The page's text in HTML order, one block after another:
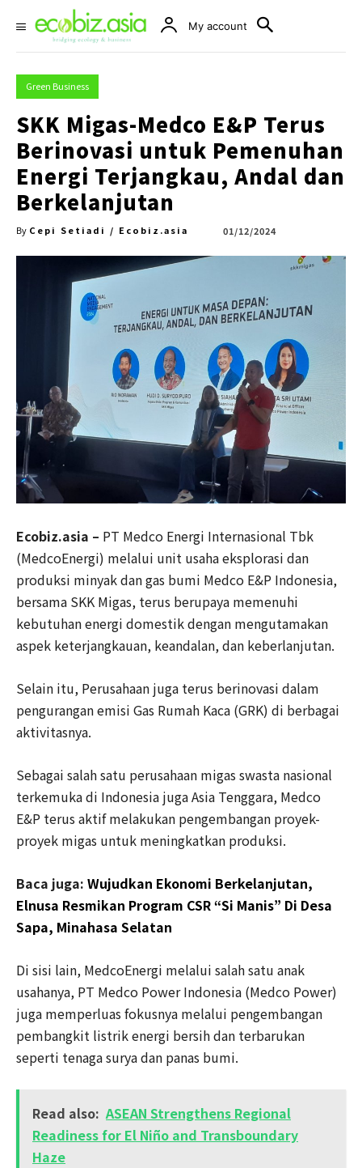
My account
Green Business
SKK Migas-Medco E&P Terus
Berinovasi untuk Pemenuhan
Energi Terjangkau, Andal dan
Berkelanjutan
By Cepi Setiadi / Ecobiz.asia 01/12/2024
Ecobiz.asia – PT Medco Energi Internasional Tbk
(MedcoEnergi) melalui unit usaha eksplorasi dan
produksi minyak dan gas bumi Medco E&P Indonesia,
bersama SKK Migas, terus berupaya memenuhi
kebutuhan energi domestik dengan mengutamakan
aspek keterjangkauan, keandalan, dan keberlanjutan.
Selain itu, Perusahaan juga terus berinovasi dalam
pengurangan emisi Gas Rumah Kaca (GRK) di berbagai
aktivitasnya.
Sebagai salah satu perusahaan migas swasta nasional
terkemuka di Indonesia juga Asia Tenggara, Medco
E&P terus aktif melakukan pengembangan proyek-
proyek migas untuk meningkatkan produksi.
Baca juga: Wujudkan Ekonomi Berkelanjutan,
Elnusa Resmikan Program CSR “Si Manis” Di Desa
Sapa, Minahasa Selatan
Di sisi lain, MedcoEnergi melalui salah satu anak
usahanya, PT Medco Power Indonesia (Medco Power)
juga memperluas fokusnya melalui pengembangan
pembangkit listrik energi bersih dan terbarukan
seperti tenaga surya dan panas bumi.
Read also: ASEAN Strengthens Regional
Readiness for El Niño and Transboundary
Haze